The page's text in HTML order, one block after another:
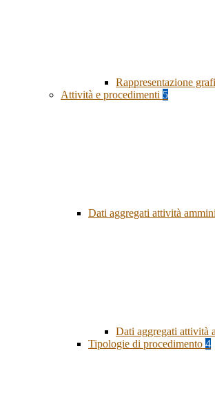
Rappresentazione
Attività e procedimenti 5
Dati aggregati attività
Dati aggregati attività
Tipologie di procedimento 4